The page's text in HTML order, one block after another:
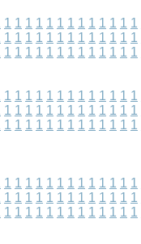
1 1 1 1 1 1 1 1 1 1 1 1 1
1 1 1 1 1 1 1 1 1 1 1 1 1
1 1 1 1 1 1 1 1 1 1 1 1 1
1 1 1 1 1 1 1 1 1 1 1 1 1
1 1 1 1 1 1 1 1 1 1 1 1 1
1 1 1 1 1 1 1 1 1 1 1 1 1
1 1 1 1 1 1 1 1 1 1 1 1 1
1 1 1 1 1 1 1 1 1 1 1 1 1
1 1 1 1 1 1 1 1 1 1 1 1 1